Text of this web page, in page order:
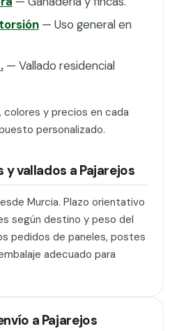
— Uso general en
— Vallado residencial
colores y precios en cada
personalizado.
y vallados a Pajarejos
Murcia. Plazo orientativo
según destino y peso del
pedidos de paneles, postes
adecuado para
a Pajarejos